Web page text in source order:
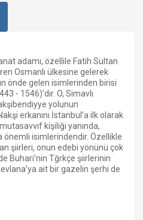
adamı, özellile Fatih Sultan
Osmanlı ülkesine gelerek
önde gelen isimlerinden birisi
- 1546)’dir. O, Simavlı
yolunun
erkanını İstanbul’a ilk olarak
kişiliği yanında,
önemli isimlerindendir. Özellikle
şiirleri, onun edebi yönünü çok
Buhari’nin Tğrkçe şiirlerinin
ait bir gazelin şerhi de